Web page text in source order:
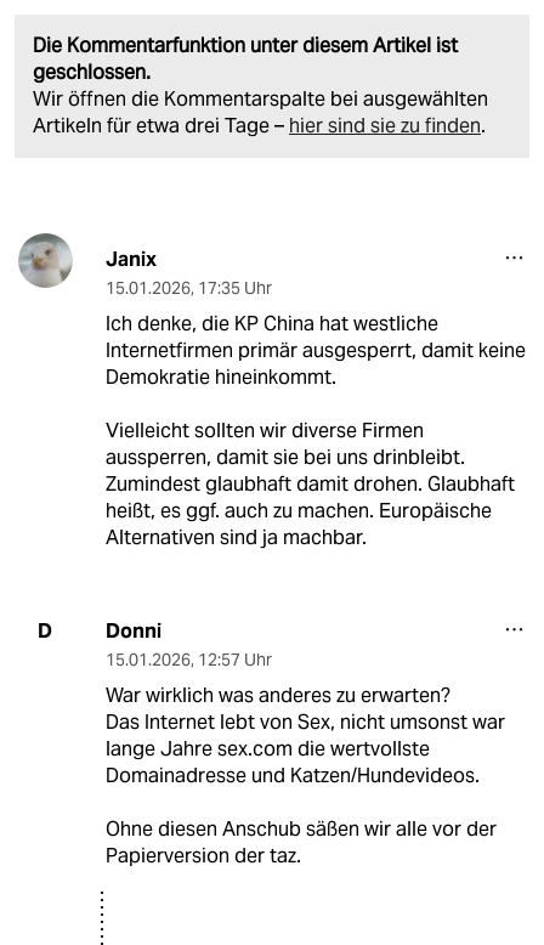
Die Kommentarfunktion unter diesem Artikel ist
geschlossen.
Wir öffnen die Kommentarspalte bei ausgewählten
Artikeln für etwa drei Tage – hier sind sie zu finden.
Janix
15.01.2026, 17:35 Uhr
Ich denke, die KP China hat westliche
Internetfirmen primär ausgesperrt, damit keine
Demokratie hineinkommt.
Vielleicht sollten wir diverse Firmen
aussperren, damit sie bei uns drinbleibt.
Zumindest glaubhaft damit drohen. Glaubhaft
heißt, es ggf. auch zu machen. Europäische
Alternativen sind ja machbar.
D Donni
15.01.2026, 12:57 Uhr
War wirklich was anderes zu erwarten?
Das Internet lebt von Sex, nicht umsonst war
lange Jahre sex.com die wertvollste
Domainadresse und Katzen/Hundevideos.
Ohne diesen Anschub säßen wir alle vor der
Papierversion der taz.